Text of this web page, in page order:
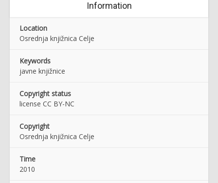
Information
Location
Osrednja knjižnica Celje
Keywords
javne knjižnice
Copyright status
license CC BY-NC
Copyright
Osrednja knjižnica Celje
Time
2010